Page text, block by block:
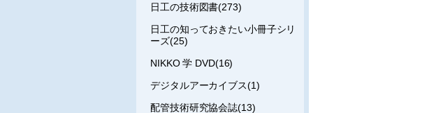
日工の技術図書(273)
日工の知っておきたい小冊子シリ
ーズ(25)
NIKKO 学 DVD(16)
デジタルアーカイブス(1)
配管技術研究協会誌(13)